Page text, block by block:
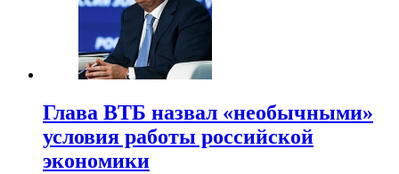
Глава ВТБ назвал «необычными»
условия работы российской
экономики